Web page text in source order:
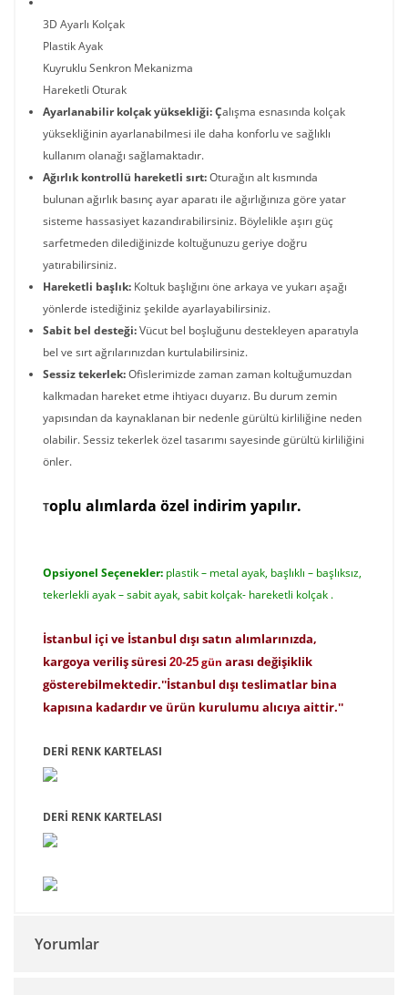
3D Ayarlı Kolçak
Plastik Ayak
Kuyruklu Senkron Mekanizma
Hareketli Oturak
Ayarlanabilir kolçak yüksekliği: Çalışma esnasında kolçak
yüksekliğinin ayarlanabilmesi ile daha konforlu ve sağlıklı
kullanım olanağı sağlamaktadır.
Ağırlık kontrollü hareketli sırt:Oturağın alt kısmında
bulunanağırlık basınç ayar aparatı ile ağırlığınıza göre yatar
sisteme hassasiyet kazandırabilirsiniz. Böylelikle aşırı güç
sarfetmeden dilediğinizde koltuğunuzu geriye doğru
yatırabilirsiniz.
Hareketli başlık: Koltuk başlığını öne arkaya ve yukarı aşağı
yönlerde istediğiniz şekilde ayarlayabilirsiniz.
Sabit bel desteği:Vücut bel boşluğunu destekleyen aparatıyla
bel ve sırt ağrılarınızdan kurtulabilirsiniz.
Sessiz tekerlek:Ofislerimizde zaman zaman koltuğumuzdan
kalkmadan hareket etme ihtiyacı duyarız. Bu durum zemin
yapısından da kaynaklanan bir nedenle gürültü kirliliğine neden
olabilir. Sessiz tekerlek özel tasarımı sayesinde gürültü kirliliğini
önler.
Toplu alımlarda özel indirim yapılır.
Opsiyonel Seçenekler: plastik – metal ayak, başlıklı – başlıksız,
tekerlekli ayak – sabit ayak, sabit kolçak- hareketli kolçak .
İstanbul içi ve İstanbul dışı satın alımlarınızda,
kargoya veriliş süresi 20-25 gün arası değişiklik
gösterebilmektedir.''İstanbul dışı teslimatlar bina
kapısına kadardır ve ürün kurulumu alıcıya aittir.''
DERİ RENK KARTELASI
DERİ RENK KARTELASI
Yorumlar